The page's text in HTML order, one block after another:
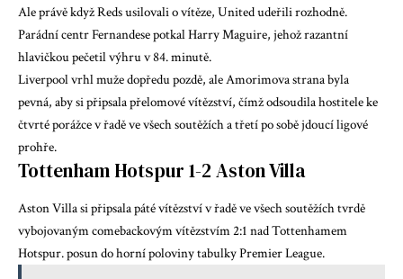
Ale právě když Reds usilovali o vítěze, United udeřili rozhodně.
Parádní centr Fernandese potkal Harry Maguire, jehož razantní
hlavičkou pečetil výhru v 84. minutě.
Liverpool vrhl muže dopředu pozdě, ale Amorimova strana byla
pevná, aby si připsala přelomové vítězství, čímž odsoudila hostitele ke
čtvrté porážce v řadě ve všech soutěžích a třetí po sobě jdoucí ligové
prohře.
Tottenham Hotspur 1-2 Aston Villa
Aston Villa si připsala páté vítězství v řadě ve všech soutěžích tvrdě
vybojovaným comebackovým vítězstvím 2:1 nad Tottenhamem
Hotspur.posun do horní poloviny tabulky Premier League.